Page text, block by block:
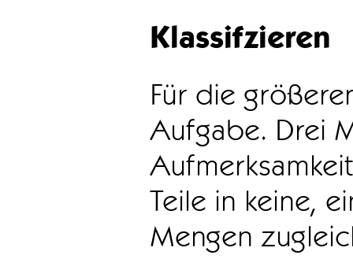
Klassifzieren
Für die
Aufgabe. Drei
Teile in keine,
Mengen